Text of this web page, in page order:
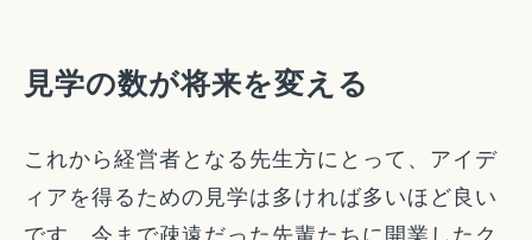
見学の数が将来を変える
これから経営者となる先生方にとって、アイデ
ィアを得るための見学は多ければ多いほど良い
です。今まで疎遠だった先輩たちに開業したク